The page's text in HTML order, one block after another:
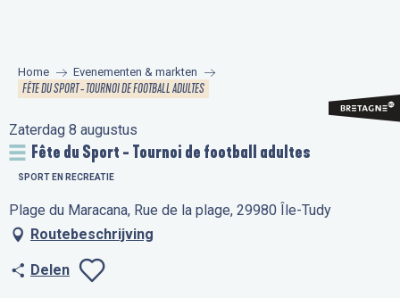
principal
Home Evenementen & markten
FÊTE DU SPORT - TOURNOI DE FOOTBALL ADULTES
Zaterdag 8 augustus
Fête du Sport - Tournoi de football adultes
SPORT EN RECREATIE
Plage du Maracana, Rue de la plage, 29980 Île-Tudy
Routebeschrijving
Delen